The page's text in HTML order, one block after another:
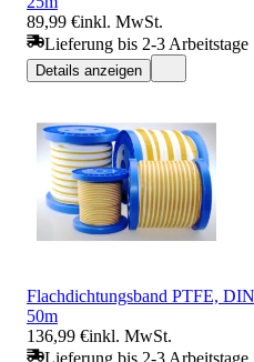
89,99 €inkl. MwSt.
Lieferung bis 2-3 Arbeitstage
Details anzeigen
Flachdichtungsband PTFE,
50m
136,99 €inkl. MwSt.
Lieferung bis 2-3 Arbeitstage